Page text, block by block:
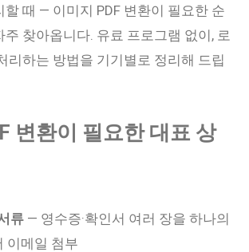
·고령 부부 가구 어르신 신체 기능 저하로
요한 어르신 인지 저하·우울감 등 정신적 어
고독사·자살 위험이 높은 어르신 기초연금
부분 소득 기준을 충족합니다. 기초연금 수
않으신 분은 → 기초연금 수급자격·신청방
스를 이미 이용 중이라면 노인맞춤돌봄서
습니다. 이미 이용 중인 서비스 이유 노인장
기요양 급여로 돌봄 제공 중 가사·간병 방
유사 재가서비스 중복 보훈재가복지서비스
할 때 — 이미지 PDF 변환이 필요한 순
주 찾아옵니다. 유료 프로그램 없이, 로
리하는 방법을 기기별로 정리해 드립
변환이 필요한 대표 상
류 — 영수증·확인서 여러 장을 하나의
이메일 첨부